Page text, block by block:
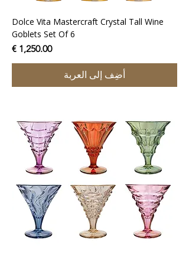
Dolce Vita Mastercraft Crystal Tall Wine
Goblets Set Of 6
السعر
أضِف إلى العربة